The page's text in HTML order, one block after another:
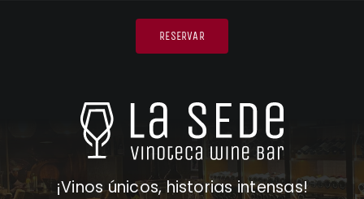
RESERVAR
¡Vinos únicos, historias intensas!